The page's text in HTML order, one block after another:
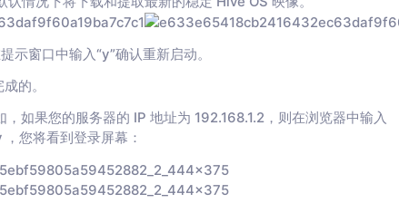
示窗口中输入“y”确认重新启动。
的。
如果您的服务器的 IP 地址为 192.168.1.2，则在浏览器中输入
您将看到登录屏幕：